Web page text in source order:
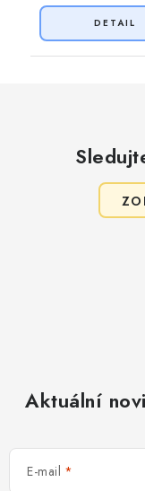
Aktuální
E-mail